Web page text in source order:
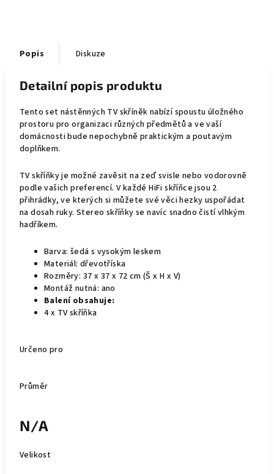
Popis Diskuze
Detailní popis produktu
Tento set nástěnných TV skříněk nabízí spoustu úložného
prostoru pro organizaci různých předmětů a ve vaší
domácnosti bude nepochybně praktickým a poutavým
doplňkem.
TV skříňky je možné zavěsit na zeď svisle nebo vodorovně
podle vašich preferencí. V každé HiFi skříňce jsou 2
přihrádky, ve kterých si můžete své věci hezky uspořádat
na dosah ruky. Stereo skříňky se navíc snadno čistí vlhkým
hadříkem.
Barva: šedá s vysokým leskem
Materiál: dřevotříska
Rozměry: 37 x 37 x 72 cm (Š x H x V)
Montáž nutná: ano
Balení obsahuje:
4 x TV skříňka
Určeno pro
Průměr
N/A
Velikost